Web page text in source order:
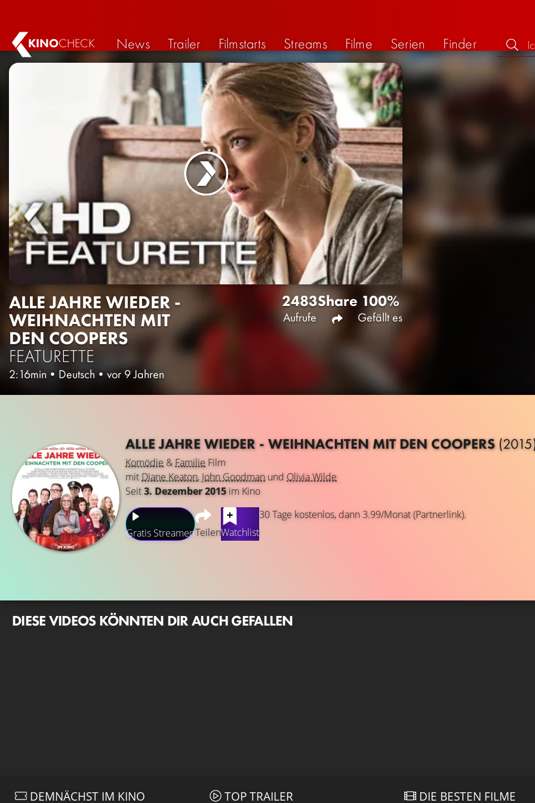
KINOCHECK News Trailer Filmstarts Streams Filme Serien Finder
ALLE JAHRE WIEDER -
WEIHNACHTEN MIT
DEN COOPERS
FEATURETTE
2:16min • Deutsch •vor 9 Jahren
2483
Aufrufe
Share 100%
Gefällt es
ALLE JAHRE WIEDER - WEIHNACHTEN MIT DEN COOPERS
Komödie & Familie Film
mit Diane Keaton, John Goodman und Olivia Wilde
Seit3. Dezember 2015im Kino
Gratis StreamenTeilenWatchlist
30 Tage kostenlos, dann 3.99/Monat (Partnerlink).
DIESE VIDEOS KÖNNTEN DIR AUCH GEFALLEN
DEMNÄCHST IM KINO TOP TRAILER DIE BESTEN FILME